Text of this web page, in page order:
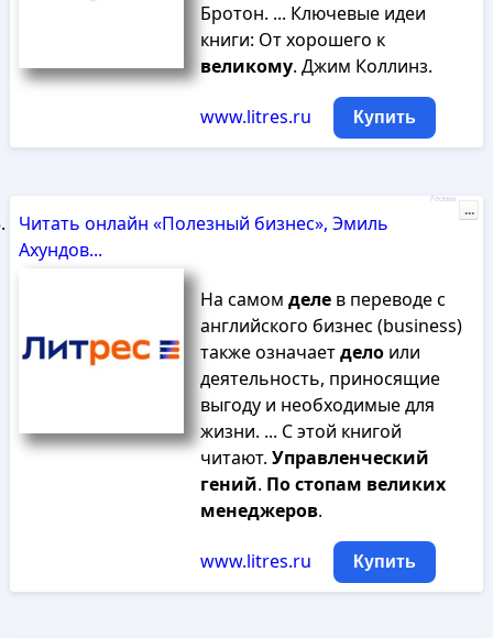
Бротон. ... Ключевые идеи
книги: От хорошего к
великому. Джим Коллинз.
www.litres.ru Купить
Читать онлайн «Полезный бизнес», Эмиль
Ахундов...
На самом делев переводе с
английского бизнес (business)
также означаетделоили
деятельность, приносящие
выгоду и необходимые для
жизни. ... С этой книгой
читают. Управленческий
гений. Постопам великих
менеджеров.
www.litres.ru Купить
Реклама
...